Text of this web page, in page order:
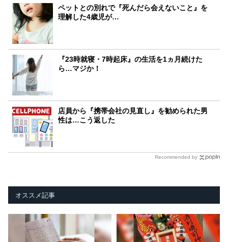
ペットとの別れで『死んだら会えないこと』を
理解した4歳児が…
『23時就寝・7時起床』の生活を1ヵ月続けた
ら…マジか！
店員から『携帯会社の見直し』を勧められた男
性は…こう返した
Recommended by
オススメ記事